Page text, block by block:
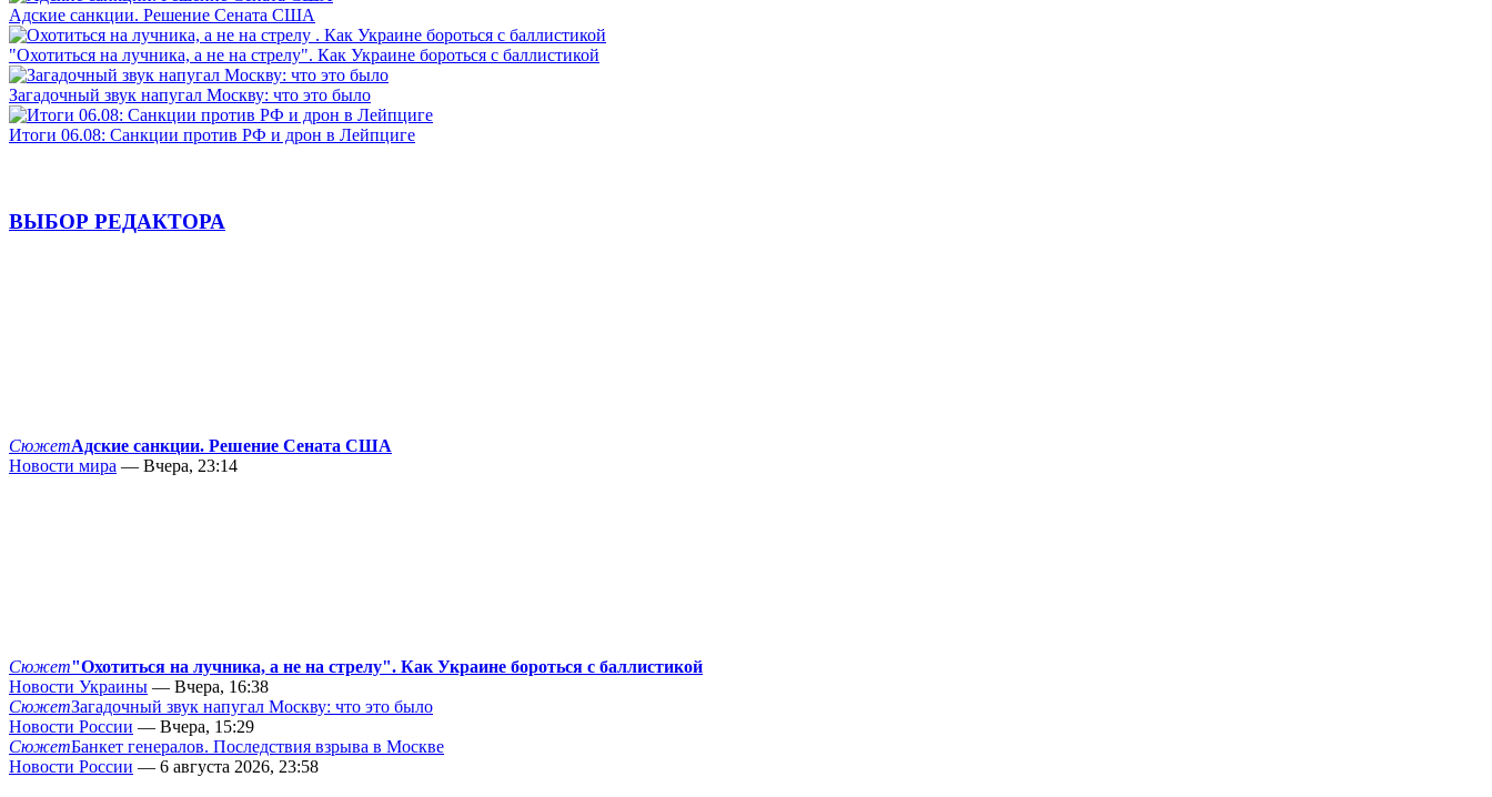
Адские санкции. Решение Сената США
"Охотиться на лучника, а не на стрелу". Как Украине бороться с баллистикой
Загадочный звук напугал Москву: что это было
Итоги 06.08: Санкции против РФ и дрон в Лейпциге
ВЫБОР РЕДАКТОРА
СюжетАдские санкции. Решение Сената США
Новости мира — Вчера, 23:14
Сюжет"Охотиться на лучника, а не на стрелу". Как Украине бороться с баллистикой
Новости Украины — Вчера, 16:38
СюжетЗагадочный звук напугал Москву: что это было
Новости России — Вчера, 15:29
СюжетБанкет генералов. Последствия взрыва в Москве
Новости России — 6 августа 2026, 23:58